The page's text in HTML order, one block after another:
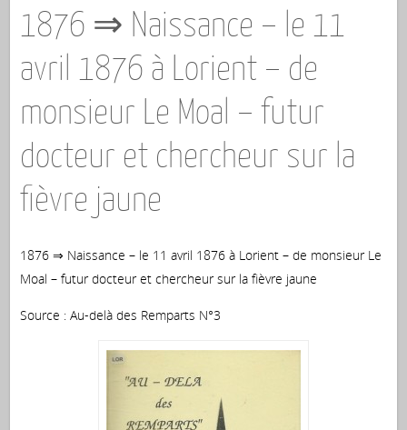
1876 ⇒ Naissance – le 11
avril 1876 à Lorient – de
monsieur Le Moal – futur
docteur et chercheur sur la
fièvre jaune
1876 ⇒ Naissance – le 11 avril 1876 à Lorient – de monsieur Le
Moal – futur docteur et chercheur sur la fièvre jaune
Source : Au-delà des Remparts N°3